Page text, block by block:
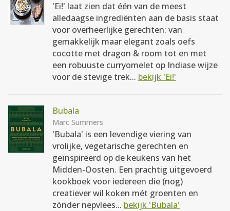
'Ei!' laat zien dat één van de meest
alledaagse ingrediënten aan de basis staat
voor overheerlijke gerechten: van
gemakkelijk maar elegant zoals oefs
cocotte met dragon & room tot en met
een robuuste curryomelet op Indiase wijze
voor de stevige trek... bekijk 'Ei!'
Bubala
Marc Summers
'Bubala' is een levendige viering van
vrolijke, vegetarische gerechten en
geïnspireerd op de keukens van het
Midden-Oosten. Een prachtig uitgevoerd
kookboek voor iedereen die (nog)
creatiever wil koken mét groenten en
zónder nepvlees... bekijk 'Bubala'